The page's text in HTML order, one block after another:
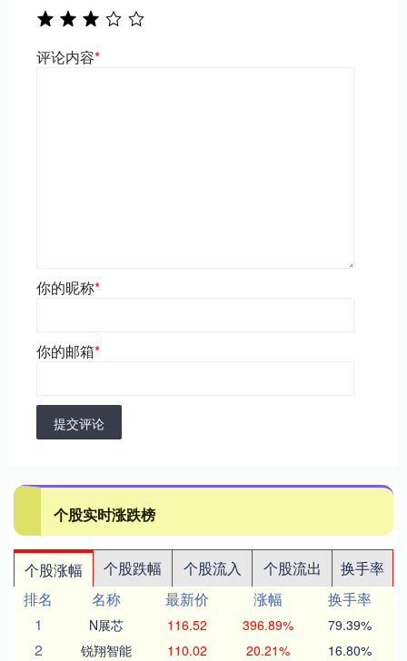
评论内容*
你的昵称*
你的邮箱*
提交评论
个股实时涨跌榜
个股涨幅 个股跌幅 个股流入 个股流出
换手率
排名
名称 最新价 涨幅
换手率
1
N展芯 116.52 396.89% 79.39%
2 锐翔智能 110.02 20.21% 16.80%